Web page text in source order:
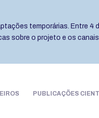
temporárias. Entre 4
sobre o projeto e os
PUBLICAÇÕES